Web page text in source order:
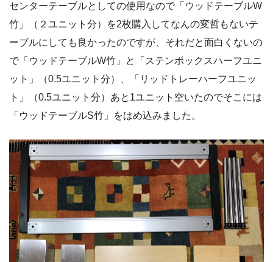
センターテーブルとしての使用なので「ウッドテーブルW
竹」（２ユニット分）を2枚購入してなんの変哲もないテ
ーブルにしても良かったのですが、それだと面白くないの
で「ウッドテーブルW竹」と「ステンボックスハーフユニ
ット」（0.5ユニット分）、「リッドトレーハーフユニッ
ト」（0.5ユニット分）あと1ユニット空いたのでそこには
「ウッドテーブルS竹」をはめ込みました。